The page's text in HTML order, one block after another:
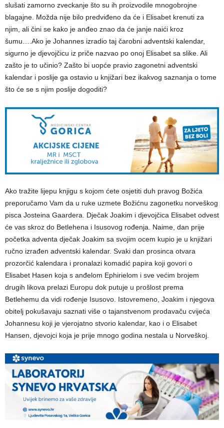
slušati zamorno zveckanje što su ih proizvodile mnogobrojne
blagajne. Možda nije bilo predviđeno da će i Elisabet krenuti za
njim, ali čini se kako je anđeo znao da će janje naići kroz
šumu….Ako je Johannes izradio taj čarobni adventski kalendar,
sigurno je djevojčicu iz priče nazvao po onoj Elisabet sa slike. Ali
zašto je to učinio? Zašto bi uopće pravio zagonetni adventski
kalendar i poslije ga ostavio u knjižari bez ikakvog saznanja o tome
što će se s njim poslije dogoditi?
Ako tražite lijepu knjigu s kojom ćete osjetiti duh pravog Božića
preporučamo Vam da u ruke uzmete Božićnu zagonetku norveškog
pisca Josteina Gaardera. Dječak Joakim i djevojčica Elisabet odvest
će vas skroz do Betlehena i Isusovog rođenja. Naime, dan prije
početka adventa dječak Joakim sa svojim ocem kupio je u knjižari
ručno izrađen adventski kalendar. Svaki dan prosinca otvara
prozorčić kalendara i pronalazi komadić papira koji govori o
Elisabet Hasen koja s anđelom Ephirielom i sve većim brojem
drugih likova prelazi Europu dok putuje u prošlost prema
Betlehemu da vidi rođenje Isusovo. Istovremeno, Joakim i njegova
obitelj pokušavaju saznati više o tajanstvenom prodavaču cvijeća
Johannesu koji je vjerojatno stvorio kalendar, kao i o Elisabet
Hansen, djevojci koja je prije mnogo godina nestala u Norveškoj.